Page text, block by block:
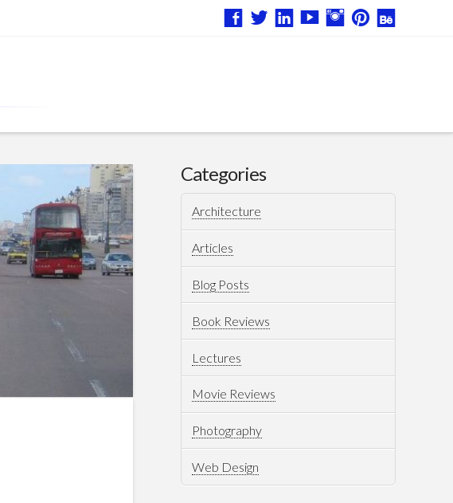
Categories
Architecture
Articles
Blog Posts
Book Reviews
Lectures
Movie Reviews
Photography
Web Design